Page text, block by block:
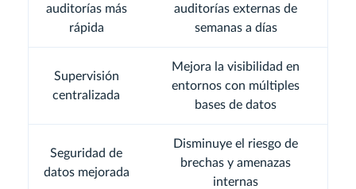
auditorías más
rápida
auditorías externas de
semanas a días
Supervisión
centralizada
Mejora la visibilidad en
entornos con múltiples
bases de datos
Seguridad de
datos mejorada
Disminuye el riesgo de
brechas y amenazas
internas